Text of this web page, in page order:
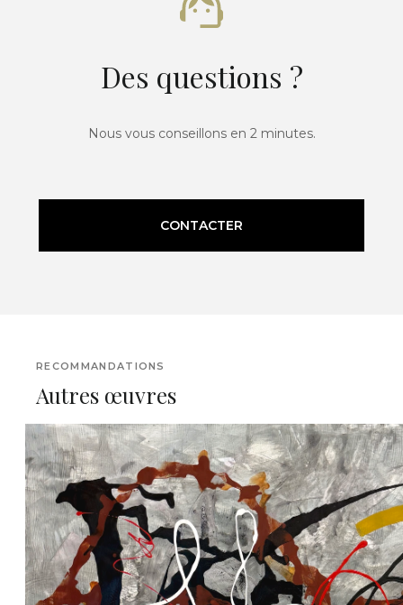
Des questions ?
Nous vous conseillons en 2 minutes.
CONTACTER
RECOMMANDATIONS
Autres œuvres